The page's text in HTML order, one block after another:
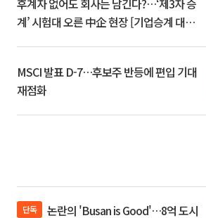
계’ 시험대 오른 中企 현장 [기업승계 대전
MSCI 발표 D-7…후보주 반등에 편입 기대
재점화
단독